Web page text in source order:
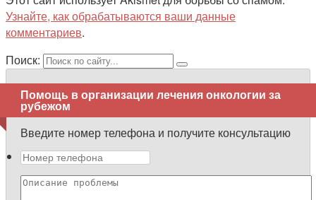
Поиск:
рубежом
Введите номер телефона и получите консультацию